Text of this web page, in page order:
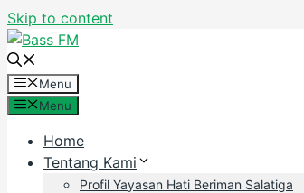
Skip to content
Menu
Menu
Home
Tentang Kami
Profil Yayasan Hati Beriman Salatiga